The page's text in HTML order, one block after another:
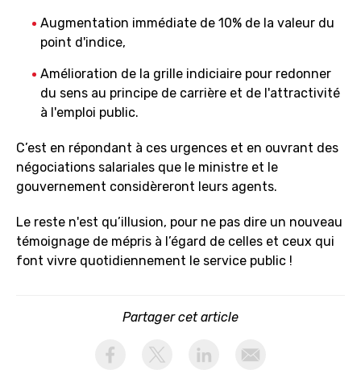
Augmentation immédiate de 10% de la valeur du
point d'indice,
Amélioration de la grille indiciaire pour redonner
du sens au principe de carrière et de l'attractivité
à l'emploi public.
C’est en répondant à ces urgences et en ouvrant des
négociations salariales que le ministre et le
gouvernement considèreront leurs agents.
Le reste n'est qu’illusion, pour ne pas dire un nouveau
témoignage de mépris à l’égard de celles et ceux qui
font vivre quotidiennement le service public !
Partager cet article